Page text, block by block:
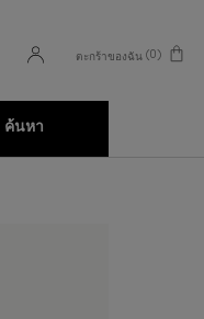
ตะกร้าของฉัน 0
0 PRODUCT IN CART
ค้นหา